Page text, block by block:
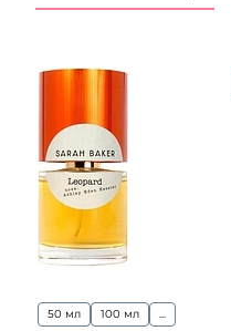
50 мл 100 мл ...